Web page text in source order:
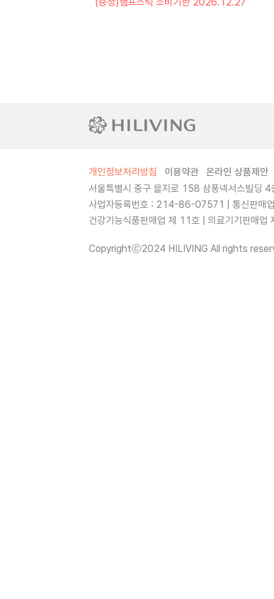
개인정보처리방침 이용약관
온라인 상품제안
서울특별시 중구 을지로 158 삼풍넥서스빌딩
사업자등록번호 : 214-86-07571 | 통신판매
건강기능식품판매업 제 11호 | 의료기기판매
Copyrightⓒ2024 HILIVING All rights